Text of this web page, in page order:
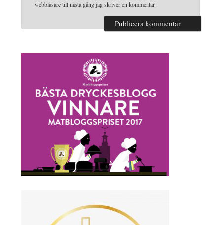
webbläsare till nästa gång jag skriver en kommentar.